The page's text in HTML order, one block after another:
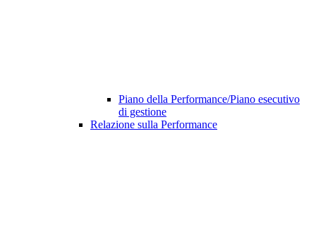
Piano della Performance/Piano esecutivo
di gestione
Relazione sulla Performance